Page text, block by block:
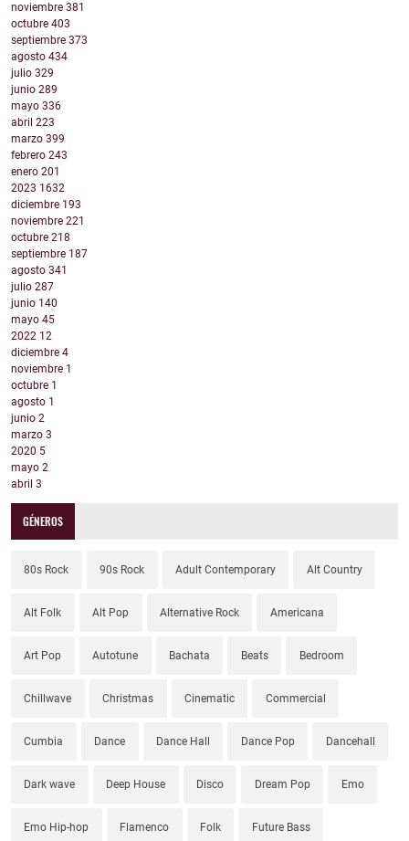
noviembre 381
octubre 403
septiembre 373
agosto 434
julio 329
junio 289
mayo 336
abril 223
marzo 399
febrero 243
enero 201
2023 1632
diciembre 193
noviembre 221
octubre 218
septiembre 187
agosto 341
julio 287
junio 140
mayo 45
2022 12
diciembre 4
noviembre 1
octubre 1
agosto 1
junio 2
marzo 3
2020 5
mayo 2
abril 3
GÉNEROS
80s Rock 90s Rock Adult Contemporary Alt Country
Alt Folk Alt Pop Alternative Rock Americana
Art Pop Autotune Bachata Beats Bedroom
Chillwave Christmas Cinematic Commercial
Cumbia Dance Dance Hall Dance Pop Dancehall
Dark wave Deep House Disco Dream Pop Emo
Emo Hip-hop Flamenco Folk Future Bass